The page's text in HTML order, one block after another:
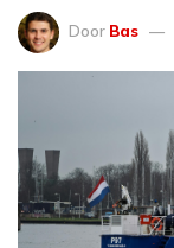
Door Bas